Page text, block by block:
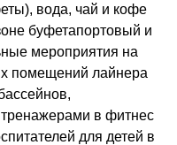
вода, чай и кофе
буфетапортовый и
мероприятия на
помещений лайнера
в фитнес
для детей в